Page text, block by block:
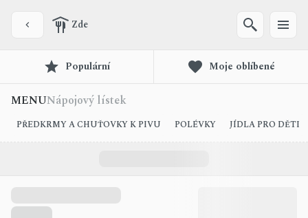
Zde
Populární Moje oblíbené
MENUNápojový lístek
PŘEDKRMY A CHUŤOVKY K PIVU POLÉVKY JÍDLA PRO DĚTI